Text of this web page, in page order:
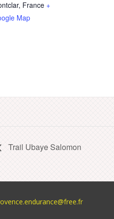
, France +
Map
Trail Ubaye Salomon